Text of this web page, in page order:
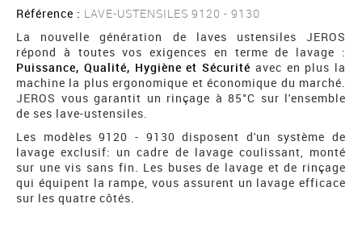
Référence : LAVE-USTENSILES 9120 - 9130
La nouvelle génération de laves ustensiles JEROS
répond à toutes vos exigences en terme de lavage :
Puissance, Qualité, Hygiène et Sécurité avec en plus la
machine la plus ergonomique et économique du marché.
JEROS vous garantit un rinçage à 85°C sur l'ensemble
de ses lave-ustensiles.
Les modèles 9120 - 9130 disposent d'un système de
lavage exclusif: un cadre de lavage coulissant, monté
sur une vis sans fin. Les buses de lavage et de rinçage
qui équipent la rampe, vous assurent un lavage efficace
sur les quatre côtés.